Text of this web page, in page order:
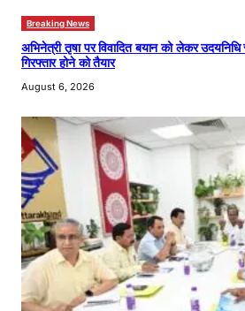
Breaking News
अभिनेत्री तृषा पर विवादित बयान को लेकर उदयनिधि
गिरफ्तार होने को तैयार
August 6, 2026